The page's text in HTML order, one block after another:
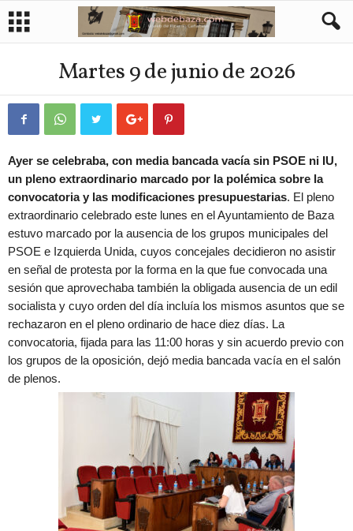
Martes 9 de junio de 2026
Ayer se celebraba, con media bancada vacía sin PSOE ni IU,
un pleno extraordinario marcado por la polémica sobre la
convocatoria y las modificaciones presupuestarias. El pleno
extraordinario celebrado este lunes en el Ayuntamiento de Baza
estuvo marcado por la ausencia de los grupos municipales del
PSOE e Izquierda Unida, cuyos concejales decidieron no asistir
en señal de protesta por la forma en la que fue convocada una
sesión que aprovechaba también la obligada ausencia de un edil
socialista y cuyo orden del día incluía los mismos asuntos que se
rechazaron en el pleno ordinario de hace diez días. La
convocatoria, fijada para las 11:00 horas y sin acuerdo previo con
los grupos de la oposición, dejó media bancada vacía en el salón
de plenos.